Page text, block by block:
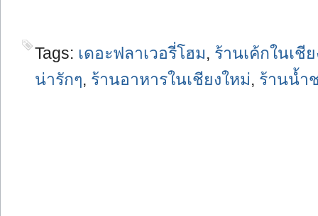
Tags: เดอะฟลาเวอรี่โฮม, ร้านเค้กในเชี
น่ารักๆ, ร้านอาหารในเชียงใหม่, ร้านน้ำ